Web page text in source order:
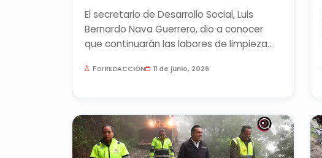
El secretario de Desarrollo Social, Luis
Bernardo Nava Guerrero, dio a conocer
que continuarán las labores de limpieza
PorREDACCIÓN 11 de junio, 2026